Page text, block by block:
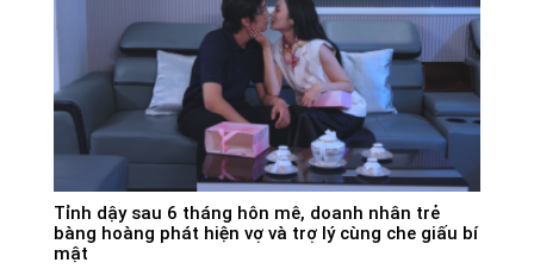
Tỉnh dậy sau 6 tháng hôn mê, doanh nhân trẻ
bàng hoàng phát hiện vợ và trợ lý cùng che giấu bí
mật